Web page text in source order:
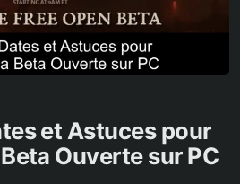
et Astuces pour
Ouverte sur PC